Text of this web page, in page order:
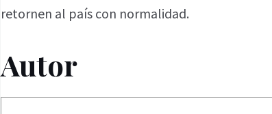
retornen al país con normalidad.
Autor